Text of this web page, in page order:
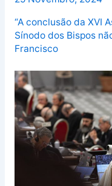
“A conclusão da XVI
Sínodo dos Bispos
Francisco